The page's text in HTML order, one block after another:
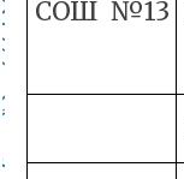
СОШ №13